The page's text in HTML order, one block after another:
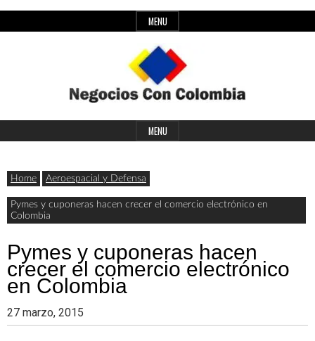
to
MENU
Negocios
con
Colombia
Últimas
noticias,
comunicados
y
actualidad
de
negocios
con
Colombia.
Header
MENU
Home Aeroespacial y Defensa
Pymes y cuponeras hacen crecer el comercio electrónico en
Colombia
Pymes y cuponeras hacen
crecer el comercio electrónico
en Colombia
27 marzo, 2015